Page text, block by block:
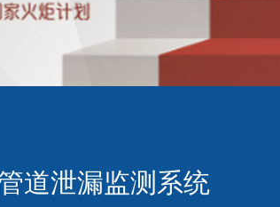
道泄漏监测系统